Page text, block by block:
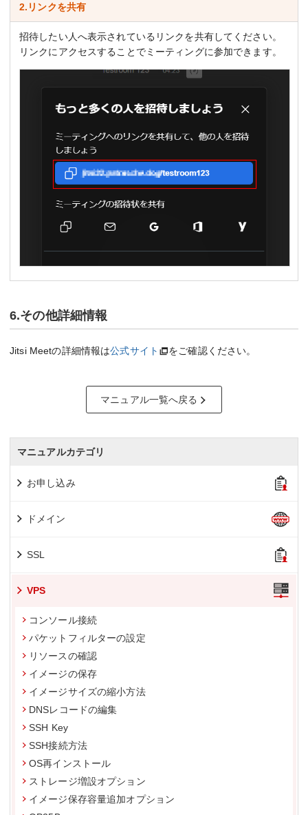
2.リンクを共有
招待したい人へ表示されているリンクを共有してください。
リンクにアクセスすることでミーティングに参加できます。
6.その他詳細情報
Jitsi Meetの詳細情報は公式サイト をご確認ください。
マニュアル一覧へ戻る
マニュアルカテゴリ
お申し込み
ドメイン
SSL
VPS
コンソール接続
パケットフィルターの設定
リソースの確認
イメージの保存
イメージサイズの縮小方法
DNSレコードの編集
SSH Key
SSH接続方法
OS再インストール
ストレージ増設オプション
イメージ保存容量追加オプション